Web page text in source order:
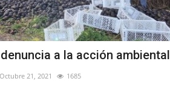
denuncia a la acción ambiental
Octubre 21, 2021 1685